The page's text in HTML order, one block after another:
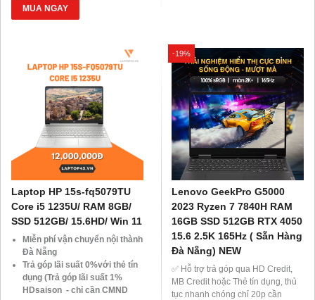
Giảm 20%khi nâng cấp Ram-
SSD
Giá 500.000đ
MUA NGAY
Laptop HP 15s-fq5079TU
Core i5 1235U/ RAM 8GB/
SSD 512GB/ 15.6HD/ Win 11
Miễn phí vận chuyển nội thành
Đà Nẵng
Trả góp lãi suất 0%với thẻ tín
dụng (Trả góp lãi suất 1%
HDsaison - chỉ cần CMND
-19%
Lenovo GeekPro G5000
2023 Ryzen 7 7840H RAM
16GB SSD 512GB RTX 4050
15.6 2.5K 165Hz ( Sẵn Hàng
Đà Nẵng) NEW
✅ Hỗ trợ trả góp qua HD Credit,
MB Credit hoặc Thẻ tín dụng, thủ
tục nhanh chóng chỉ 20p cần